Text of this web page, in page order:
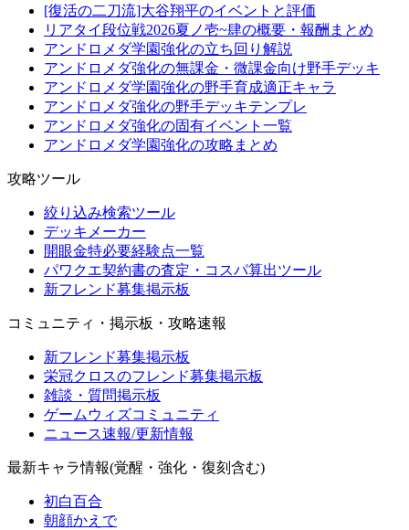
[復活の二刀流]大谷翔平のイベントと評価
リアタイ段位戦2026夏ノ壱~肆の概要・報酬まとめ
アンドロメダ学園強化の立ち回り解説
アンドロメダ強化の無課金・微課金向け野手デッキ
アンドロメダ学園強化の野手育成適正キャラ
アンドロメダ強化の野手デッキテンプレ
アンドロメダ強化の固有イベント一覧
アンドロメダ学園強化の攻略まとめ
攻略ツール
絞り込み検索ツール
デッキメーカー
開眼金特必要経験点一覧
パワクエ契約書の査定・コスパ算出ツール
新フレンド募集掲示板
コミュニティ・掲示板・攻略速報
新フレンド募集掲示板
栄冠クロスのフレンド募集掲示板
雑談・質問掲示板
ゲームウィズコミュニティ
ニュース速報/更新情報
最新キャラ情報(覚醒・強化・復刻含む)
初白百合
朝顔かえで